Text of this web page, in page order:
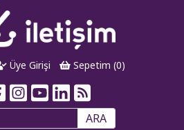
Üye Girişi Sepetim (0)
ARA